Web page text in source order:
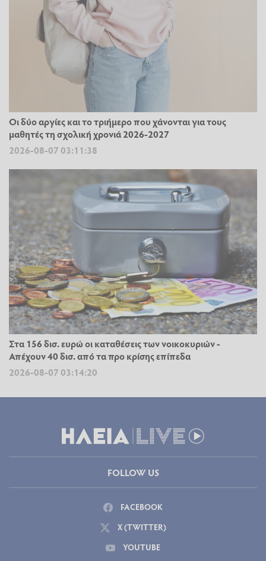
Οι δύο αργίες και το τριήμερο που χάνονται για τους
μαθητές τη σχολική χρονιά 2026-2027
2026-08-07 03:11:38
Στα 156 δισ. ευρώ οι καταθέσεις των νοικοκυριών -
Απέχουν 40 δισ. από τα προ κρίσης επίπεδα
2026-08-07 03:14:20
FOLLOW US
FACEBOOK
X (TWITTER)
YOUTUBE